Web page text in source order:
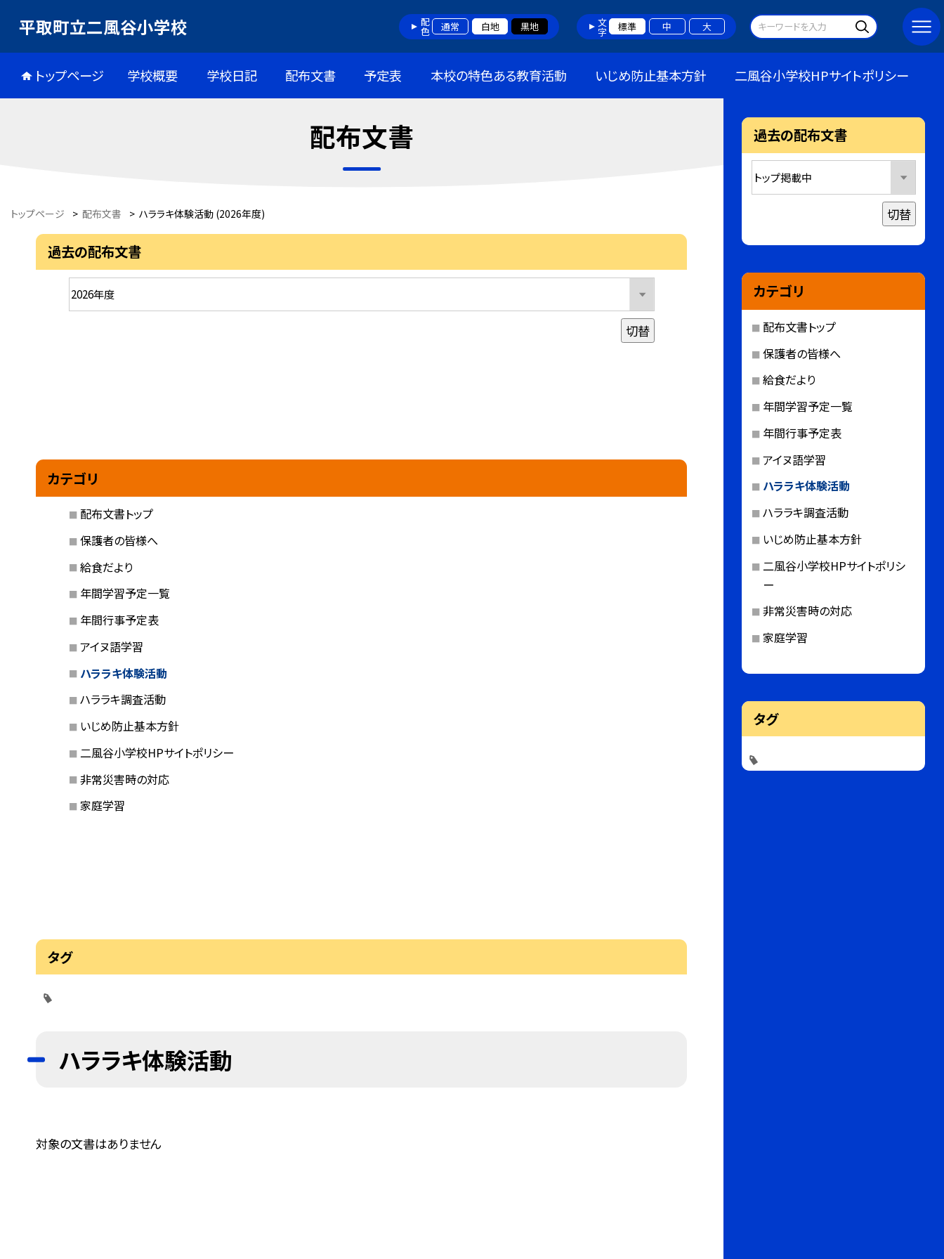
平取町立二風谷小学校 配色 通常 白地 黒地 文字 標準 中 大
トップページ 学校概要 学校日記 配布文書 予定表 本校の特色ある教育活動 いじめ防止基本方針 二風谷小学校HPサイトポリシー
配布文書
トップページ > 配布文書 > ハララキ体験活動 (2026年度)
過去の配布文書
切替
カテゴリ
配布文書トップ
保護者の皆様へ
給食だより
年間学習予定一覧
年間行事予定表
アイヌ語学習
ハララキ体験活動
ハララキ調査活動
いじめ防止基本方針
二風谷小学校HPサイトポリシー
非常災害時の対応
家庭学習
タグ
ハララキ体験活動
対象の文書はありません
過去の配布文書
切替
カテゴリ
配布文書トップ
保護者の皆様へ
給食だより
年間学習予定一覧
年間行事予定表
アイヌ語学習
ハララキ体験活動
ハララキ調査活動
いじめ防止基本方針
二風谷小学校HPサイトポリシ
ー
非常災害時の対応
家庭学習
タグ